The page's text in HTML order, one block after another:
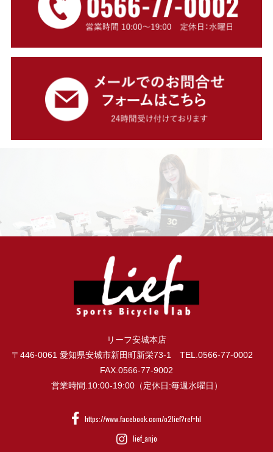
リーフ安城本店
〒446-0061 愛知県安城市新田町新栄73-1 TEL.0566-77-0002
FAX.0566-77-9002
営業時間.10:00-19:00（定休日:毎週水曜日）
https://www.facebook.com/o2lief?ref=hl
lief_anjo